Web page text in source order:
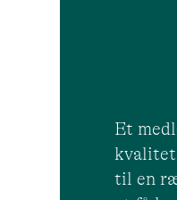
Et
til en